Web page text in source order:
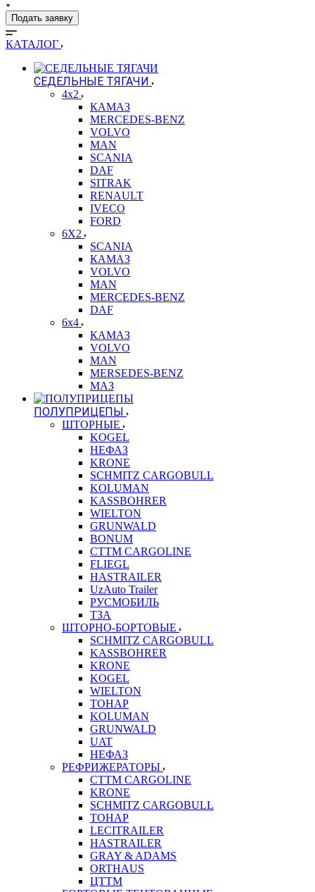
Подать заявку
КАТАЛОГ
СЕДЕЛЬНЫЕ ТЯГАЧИ
4x2
КАМАЗ
MERCEDES-BENZ
VOLVO
MAN
SCANIA
DAF
SITRAK
RENAULT
IVECO
FORD
6X2
SCANIA
КАМАЗ
VOLVO
MAN
MERCEDES-BENZ
DAF
6x4
КАМАЗ
VOLVO
MAN
MERSEDES-BENZ
МАЗ
ПОЛУПРИЦЕПЫ
ШТОРНЫЕ
KOGEL
НЕФАЗ
KRONE
SCHMITZ CARGOBULL
KOLUMAN
KASSBOHRER
WIELTON
GRUNWALD
BONUM
CTTM CARGOLINE
FLIEGL
HASTRAILER
UzAuto Trailer
РУСМОБИЛЬ
ТЗА
ШТОРНО-БОРТОВЫЕ
SCHMITZ CARGOBULL
KASSBOHRER
KRONE
KOGEL
WIELTON
ТОНАР
KOLUMAN
GRUNWALD
UAT
НЕФАЗ
РЕФРИЖЕРАТОРЫ
CTTM CARGOLINE
KRONE
SCHMITZ CARGOBULL
ТОНАР
LECITRAILER
HASTRAILER
GRAY & ADAMS
ORTHAUS
ЦТТМ